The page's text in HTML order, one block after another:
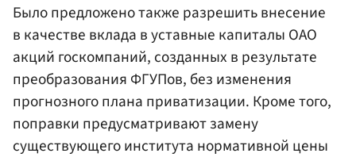
Было предложено также разрешить внесение
в качестве вклада в уставные капиталы ОАО
акций госкомпаний, созданных в результате
преобразования ФГУПов, без изменения
прогнозного плана приватизации. Кроме того,
поправки предусматривают замену
существующего института нормативной цены